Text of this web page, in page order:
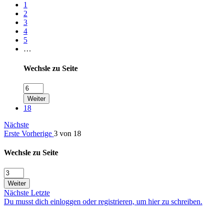
1
2
3
4
5
…
Wechsle zu Seite
Weiter
18
Nächste
Erste Vorherige 3 von 18
Wechsle zu Seite
Weiter
Nächste Letzte
Du musst dich einloggen oder registrieren, um hier zu schreiben.